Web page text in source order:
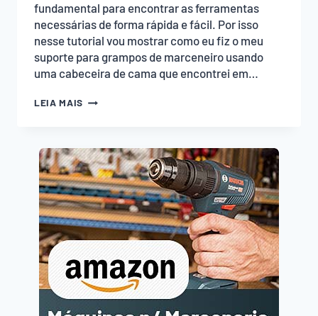
fundamental para encontrar as ferramentas
necessárias de forma rápida e fácil. Por isso
nesse tutorial vou mostrar como eu fiz o meu
suporte para grampos de marceneiro usando
uma cabeceira de cama que encontrei em…
LEIA MAIS SUPORTE
MARCENEIRO